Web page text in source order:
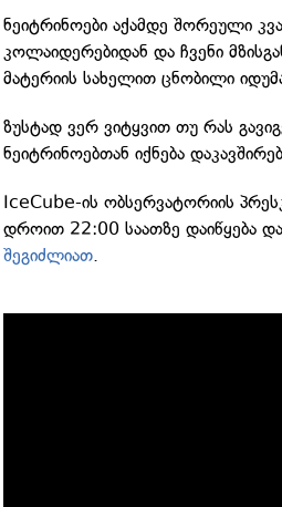
ნეიტრინოები აქამდე შორეული
კოლაიდერებიდან და ჩვენი
მატერიის სახელით ცნობილი
ზუსტად ვერ ვიტყვით თუ რას
ნეიტრინოებთან იქნება
IceCube-ის ობსერვატორიის
დროით 22:00 საათზე დაიწყება
შეგიძლიათ.